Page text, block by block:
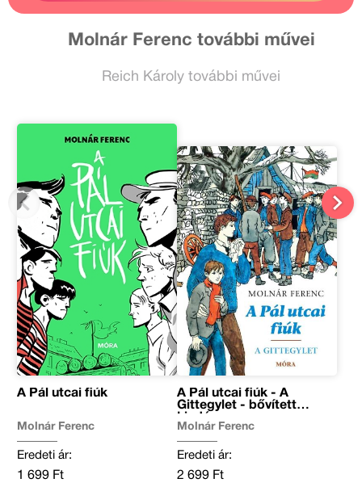
Molnár Ferenc további művei
Reich Károly további művei
A Pál utcai fiúk
Molnár Ferenc
Eredeti ár:
1 699 Ft
A Pál utcai fiúk - A
Gittegylet - bővített
Molnár Ferenc
Eredeti ár:
2 699 Ft